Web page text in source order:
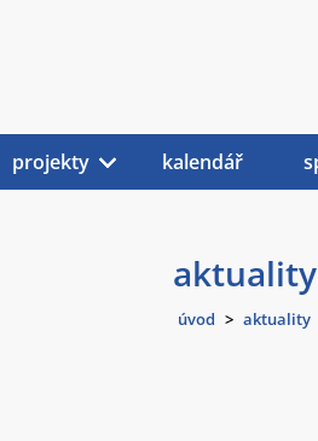
aktuality
úvod > aktuality
projekty kalendář